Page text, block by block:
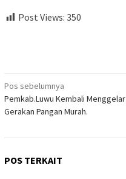
Post Views: 350
Navigasi
pos
Pos sebelumnya
Pemkab.Luwu Kembali Menggelar
Gerakan Pangan Murah.
POS TERKAIT